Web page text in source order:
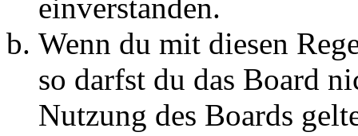
einverstanden.
Wenn du mit diesen
so darfst du das Board
Nutzung des Boards